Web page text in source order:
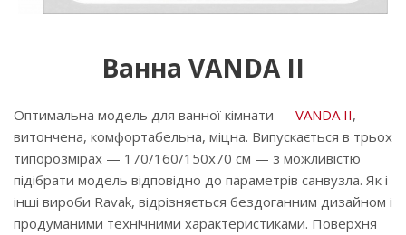
Ванна VANDA II
Оптимальна модель для ванної кімнати — VANDA II,
витончена, комфортабельна, міцна. Випускається в трьох
типорозмірах — 170/160/150x70 см — з можливістю
підібрати модель відповідно до параметрів санвузла. Як і
інші вироби Ravak, відрізняється бездоганним дизайном і
продуманими технічними характеристиками. Поверхня